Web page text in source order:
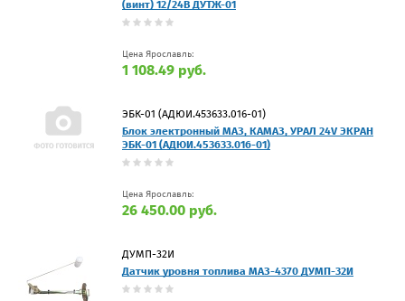
(винт) 12/24В ДУТЖ-01
Цена Ярославль:
1 108.49 руб.
ЭБК-01 (АДЮИ.453633.016-01)
Блок электронный МАЗ, КАМАЗ, УРАЛ 24V ЭКРАН
ЭБК-01 (АДЮИ.453633.016-01)
Цена Ярославль:
26 450.00 руб.
ДУМП-32И
Датчик уровня топлива МАЗ-4370 ДУМП-32И